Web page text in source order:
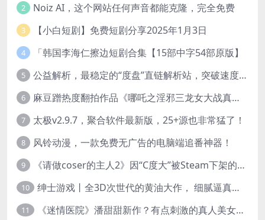
2 Noiz AI，这个网站任何声音都能克隆，完全免费
3 【小白短剧】免费短剧分享2025年1月3日
4 「韩国李海仁擦边短剧合集【15部中字54部原版】
5 公益解析，最稳定的“度盘”直链解析站，突破速度限制
6 麻豆蹭热度翻拍作品《哪吒之淫邪三龙女大战真阳魔童》 已上线
7 太极v2.9.7，聚合软件最新版，25+源也非常猛了！
8 风铃动漫，一款免费无广告的电脑端追番神器！
9 《请做coser的主人2》因“C度大”被Steam下架的真人美女互动游戏！
10 绅士游戏丨全3D次世代的黄油大作， 细腻逼真的双人互动狂想曲！
11 《迷情医院》潘甜甜新作？有点刺激的真人美女互动游戏